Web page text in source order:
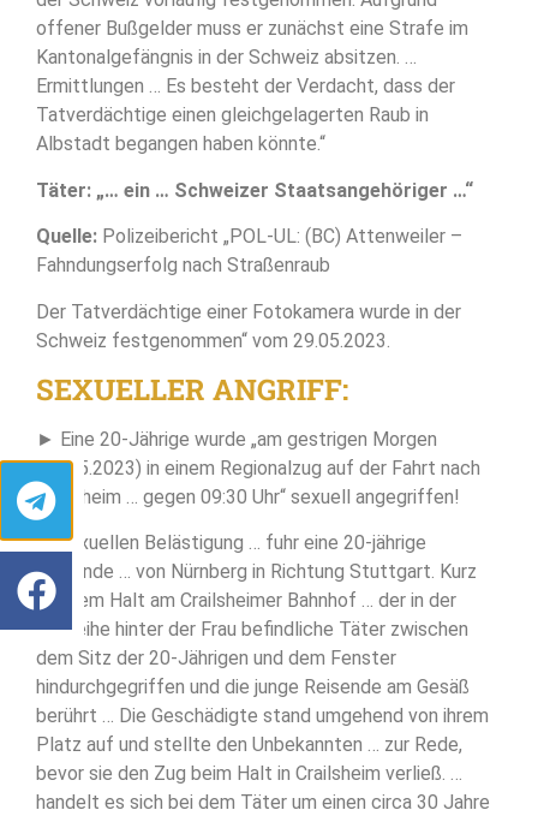
offener Bußgelder muss er zunächst eine Strafe im
Kantonalgefängnis in der Schweiz absitzen. …
Ermittlungen … Es besteht der Verdacht, dass der
Tatverdächtige einen gleichgelagerten Raub in
Albstadt begangen haben könnte.“
Täter: „… ein … Schweizer Staatsangehöriger …“
Quelle: Polizeibericht „POL-UL: (BC) Attenweiler –
Fahndungserfolg nach Straßenraub
Der Tatverdächtige einer Fotokamera wurde in der
Schweiz festgenommen“ vom 29.05.2023.
SEXUELLER ANGRIFF:
► Eine 20-Jährige wurde „am gestrigen Morgen
(24.05.2023) in einem Regionalzug auf der Fahrt nach
Crailsheim … gegen 09:30 Uhr“ sexuell angegriffen!
„… sexuellen Belästigung … fuhr eine 20-jährige
Reisende … von Nürnberg in Richtung Stuttgart. Kurz
vor dem Halt am Crailsheimer Bahnhof … der in der
Sitzreihe hinter der Frau befindliche Täter zwischen
dem Sitz der 20-Jährigen und dem Fenster
hindurchgegriffen und die junge Reisende am Gesäß
berührt … Die Geschädigte stand umgehend von ihrem
Platz auf und stellte den Unbekannten … zur Rede,
bevor sie den Zug beim Halt in Crailsheim verließ. …
handelt es sich bei dem Täter um einen circa 30 Jahre